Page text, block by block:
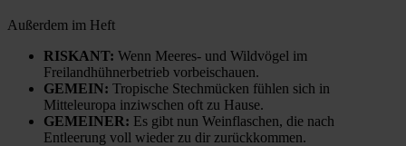
Außerdem im Heft
RISKANT: Wenn Meeres- und Wildvögel im
Freilandhühnerbetrieb vorbeischauen.
GEMEIN: Tropische Stechmücken fühlen sich in
Mitteleuropa inziwschen oft zu Hause.
GEMEINER: Es gibt nun Weinflaschen, die nach
Entleerung voll wieder zu dir zurückkommen.